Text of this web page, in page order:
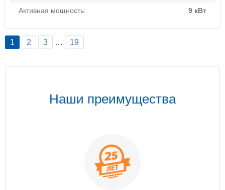
Активная мощность:
9 кВт
1 2 3 … 19
Наши преимущества